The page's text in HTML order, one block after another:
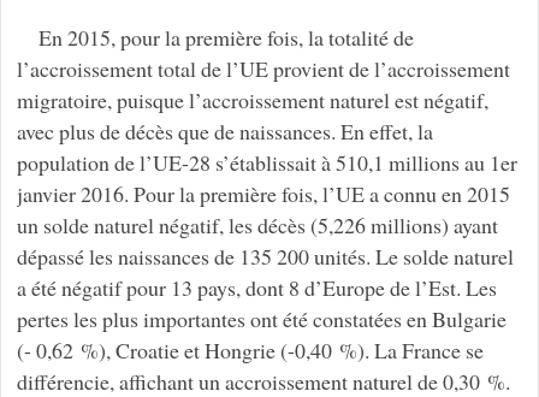
En 2015, pour la première fois, la totalité de
l’accroissement total de l’UE provient de l’accroissement
migratoire, puisque l’accroissement naturel est négatif,
avec plus de décès que de naissances. En effet, la
population de l’UE-28 s’établissait à 510,1 millions au 1er
janvier 2016. Pour la première fois, l’UE a connu en 2015
un solde naturel négatif, les décès (5,226 millions) ayant
dépassé les naissances de 135 200 unités. Le solde naturel
a été négatif pour 13 pays, dont 8 d’Europe de l’Est. Les
pertes les plus importantes ont été constatées en Bulgarie
(- 0,62 %), Croatie et Hongrie (-0,40 %). La France se
différencie, affichant un accroissement naturel de 0,30 %.